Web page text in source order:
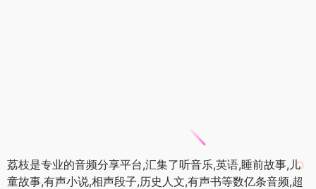
荔枝是专业的音频分享平台,汇集了听音乐,英语,睡前故事,儿
童故事,有声小说,相声段子,历史人文,有声书等数亿条音频,超